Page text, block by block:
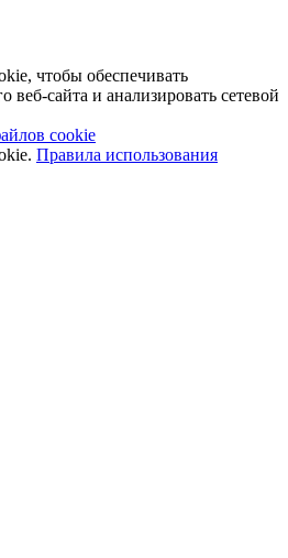
чтобы обеспечивать
веб-сайта и анализировать сетевой
cookie
Правила использования